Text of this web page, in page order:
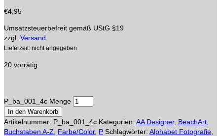
€4,95
Umsatzsteuerbefreit gemäß UStG §19
zzgl. Versand
Lieferzeit: nicht angegeben
20 vorrätig
P_ba_001_4c Menge
In den Warenkorb
Artikelnummer: P_ba_001_4c Kategorien: AA Designer, BeachArt
Buchstaben A-Z
Farbe/Color, P Schlagwörter: Alphabet Fotografie